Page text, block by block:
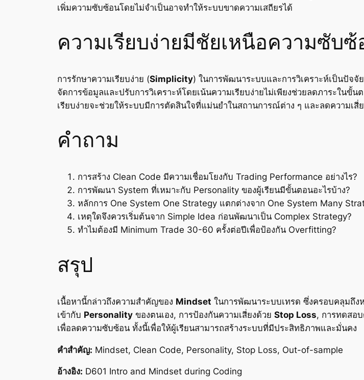
เพิ่มความซับซ้อนโดยไม่จำเป็นอาจทำให้ระบบขาดความเสถียรได้
ความเรียบง่ายมีชัยเหนือความซับ
การรักษาความเรียบง่าย (Simplicity) ในการพัฒนาระบบและการวิเคราะห์เป็นปัจ
จัดการข้อมูลและปรับการวิเคราะห์โดยเน้นความเรียบง่ายไม่เพียงช่วยลดภาระในขั้
เรียบง่ายจะช่วยให้ระบบมีการตัดสินใจที่แม่นยำในสถานการณ์ต่าง ๆ และลดความเสี่
คำถาม
การสร้าง Clean Code มีความเชื่อมโยงกับ Trading Performance อย่างไร?
การพัฒนา System ที่เหมาะกับ Personality ของผู้เรียนมีขั้นตอนอะไรบ้าง?
หลักการ One System One Strategy แตกต่างจาก One System Many
เหตุใดจึงควรเริ่มต้นจาก Simple Idea ก่อนพัฒนาเป็น Complex Strategy?
ทำไมต้องมี Minimum Trade 30-60 ครั้งต่อปีเพื่อป้องกัน Overfitting?
สรุป
เนื้อหานี้กล่าวถึงความสำคัญของ Mindset ในการพัฒนาระบบเทรด ซึ่งครอบคลุมถึง
เข้ากับ Personality ของตนเอง, การป้องกันความเสี่ยงด้วย Stop Loss, การทดสอ
เพื่อลดความซับซ้อน ทั้งนี้เพื่อให้ผู้เรียนสามารถสร้างระบบที่มีประสิทธิภาพและมั่นคง
คำสำคัญ: Mindset, Clean Code, Personality, Stop Loss, Out-of-sample
อ้างอิง: D601 Intro and Mindset during Coding